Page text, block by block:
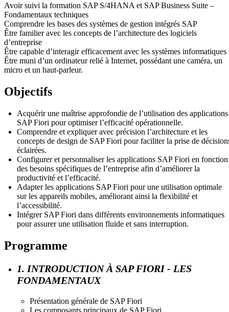
Avoir suivi la formation SAP S/4HANA et SAP Business Suite –
Fondamentaux techniques
Comprendre les bases des systèmes de gestion intégrés SAP
Être familier avec les concepts de l’architecture des logiciels
d’entreprise
Être capable d’interagir efficacement avec les systèmes informatiques
Être muni d’un ordinateur relié à Internet, possédant une caméra, un
micro et un haut-parleur.
Objectifs
Acquérir une maîtrise approfondie de l’utilisation des applications
SAP Fiori pour optimiser l’efficacité opérationnelle.
Comprendre et expliquer avec précision l’architecture et les
concepts de design de SAP Fiori pour faciliter la prise de
éclairées.
Configurer et personnaliser les applications SAP Fiori en fonction
des besoins spécifiques de l’entreprise afin d’améliorer la
productivité et l’efficacité.
Adapter les applications SAP Fiori pour une utilisation optimale
sur les appareils mobiles, améliorant ainsi la flexibilité et
l’accessibilité.
Intégrer SAP Fiori dans différents environnements informatiques
pour assurer une utilisation fluide et sans interruption.
Programme
1. INTRODUCTION À SAP FIORI - LES
FONDAMENTAUX
Présentation générale de SAP Fiori
Les composants principaux de SAP Fiori